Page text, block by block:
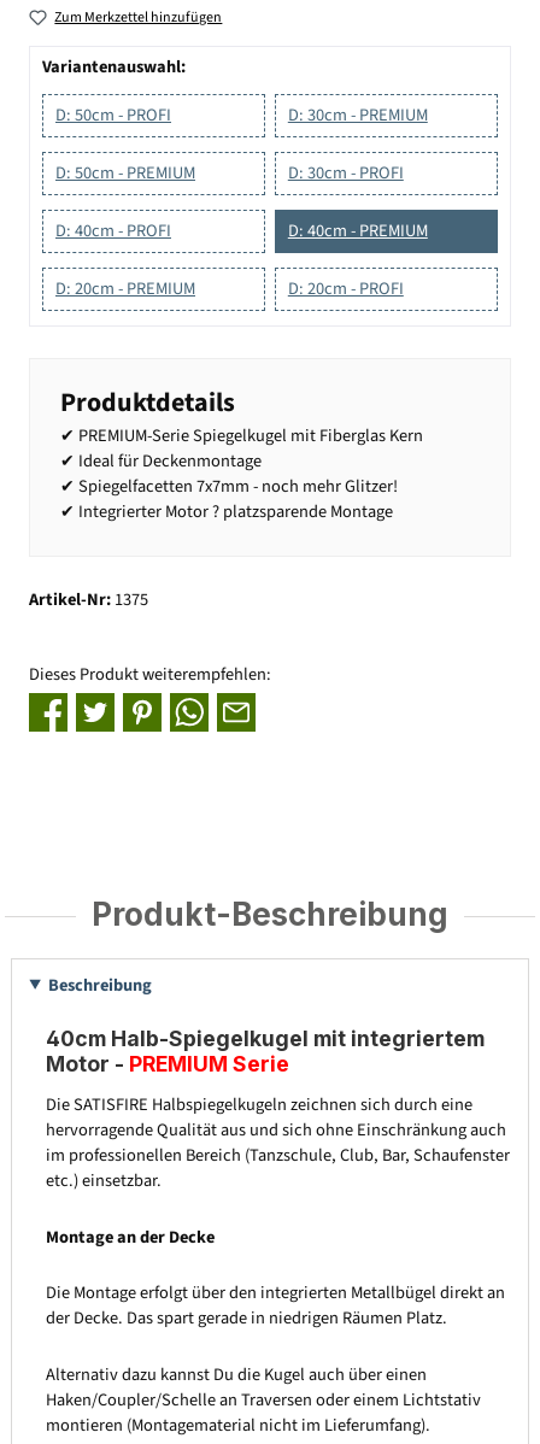
Zum Merkzettel hinzufügen
Variantenauswahl:
D: 50cm - PROFI
D: 30cm - PREMIUM
D: 50cm - PREMIUM D: 30cm - PROFI
D: 40cm - PROFI D: 40cm - PREMIUM
D: 20cm - PREMIUM D: 20cm - PROFI
Produktdetails
✔ PREMIUM-Serie Spiegelkugel mit Fiberglas Kern
✔ Ideal für Deckenmontage
✔ Spiegelfacetten 7x7mm - noch mehr Glitzer!
✔ Integrierter Motor ? platzsparende Montage
Artikel-Nr:1375
Dieses Produkt weiterempfehlen:
Produkt-Beschreibung
Beschreibung
40cm Halb-Spiegelkugel mit integriertem
Motor - PREMIUM Serie
Die SATISFIRE Halbspiegelkugeln zeichnen sich durch eine
hervorragende Qualität aus und sich ohne Einschränkung auch
im professionellen Bereich (Tanzschule, Club, Bar, Schaufenster
etc.) einsetzbar.
Montage an der Decke
Die Montage erfolgt über den integrierten Metallbügel direkt an
der Decke. Das spart gerade in niedrigen Räumen Platz.
Alternativ dazu kannst Du die Kugel auch über einen
Haken/Coupler/Schelle an Traversen oder einem Lichtstativ
montieren (Montagematerial nicht im Lieferumfang).